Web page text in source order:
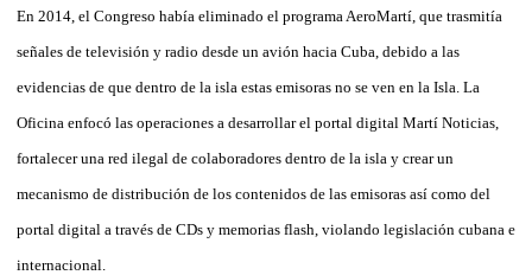
En 2014, el Congreso había eliminado el programa AeroMartí, que trasmitía
señales de televisión y radio desde un avión hacia Cuba, debido a las
evidencias de que dentro de la isla estas emisoras no se ven en la Isla. La
Oficina enfocó las operaciones a desarrollar el portal digital Martí Noticias,
fortalecer una red ilegal de colaboradores dentro de la isla y crear un
mecanismo de distribución de los contenidos de las emisoras así como del
portal digital a través de CDs y memorias flash, violando legislación cubana e
internacional.